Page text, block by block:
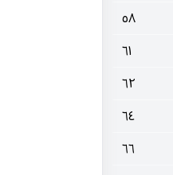
٥٨
٦١
٦٢
٦٤
٦٦